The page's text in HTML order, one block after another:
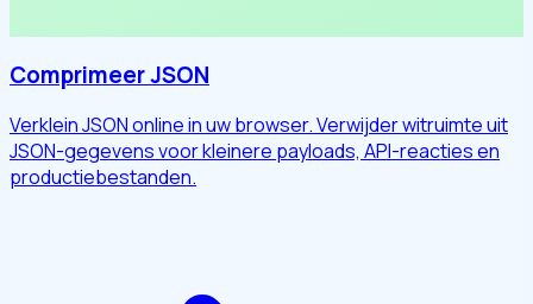
Comprimeer JSON
Verklein JSON online in uw browser. Verwijder witruimte uit
JSON-gegevens voor kleinere payloads, API-reacties en
productiebestanden.